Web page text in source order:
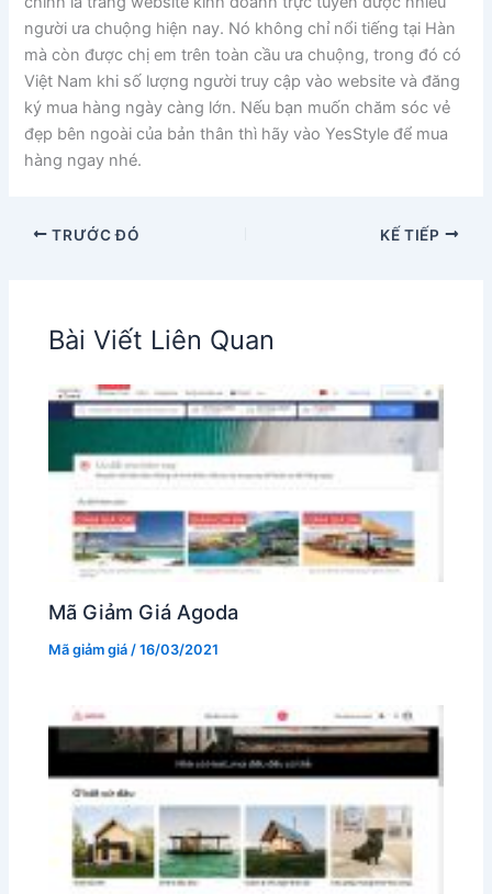
người ưa chuộng hiện nay. Nó không chỉ nổi tiếng tại Hàn
mà còn được chị em trên toàn cầu ưa chuộng, trong đó có
Việt Nam khi số lượng người truy cập vào website và đăng
ký mua hàng ngày càng lớn. Nếu bạn muốn chăm sóc vẻ
đẹp bên ngoài của bản thân thì hãy vào YesStyle để mua
hàng ngay nhé.
TRƯỚC ĐÓ KẾ TIẾP
Bài Viết Liên Quan
Mã Giảm Giá Agoda
Mã giảm giá /16/03/2021